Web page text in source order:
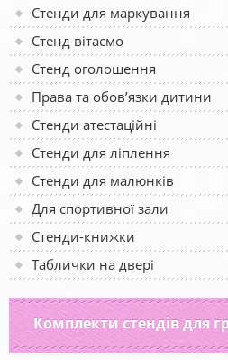
Стенди для маркування
Стенд вітаємо
Стенд оголошення
Права та обов’язки дитини
Стенди атестаційні
Стенди для ліплення
Стенди для малюнків
Для спортивної зали
Стенди-книжки
Таблички на двері
Комплекти стендів для